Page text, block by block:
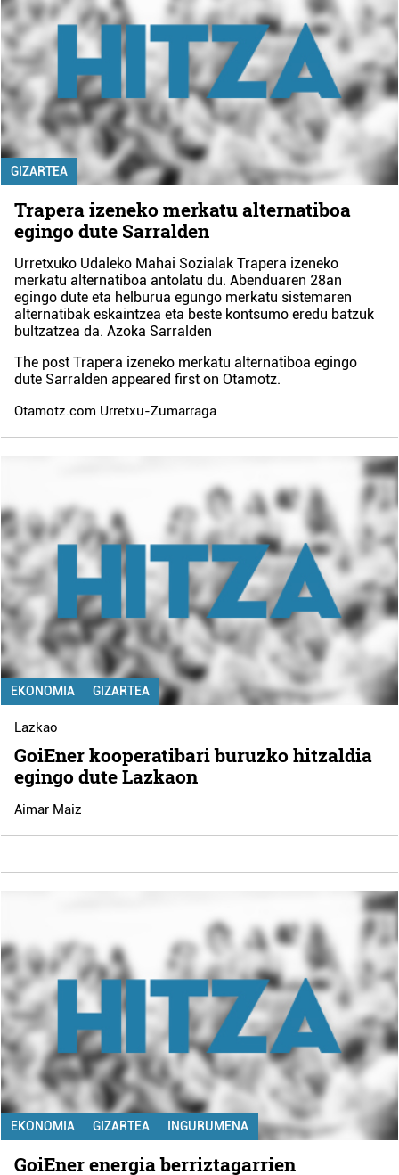
GIZARTEA
Trapera izeneko merkatu alternatiboa
egingo dute Sarralden
Urretxuko Udaleko Mahai Sozialak Trapera izeneko
merkatu alternatiboa antolatu du. Abenduaren 28an
egingo dute eta helburua egungo merkatu sistemaren
alternatibak eskaintzea eta beste kontsumo eredu batzuk
bultzatzea da. Azoka Sarralden
The postTrapera izeneko merkatu alternatiboa egingo
dute Sarralden appeared first onOtamotz.
Otamotz.com Urretxu-Zumarraga
EKONOMIA GIZARTEA
Lazkao
GoiEner kooperatibari buruzko hitzaldia
egingo dute Lazkaon
Aimar Maiz
EKONOMIA GIZARTEA INGURUMENA
GoiEner energia berriztagarrien